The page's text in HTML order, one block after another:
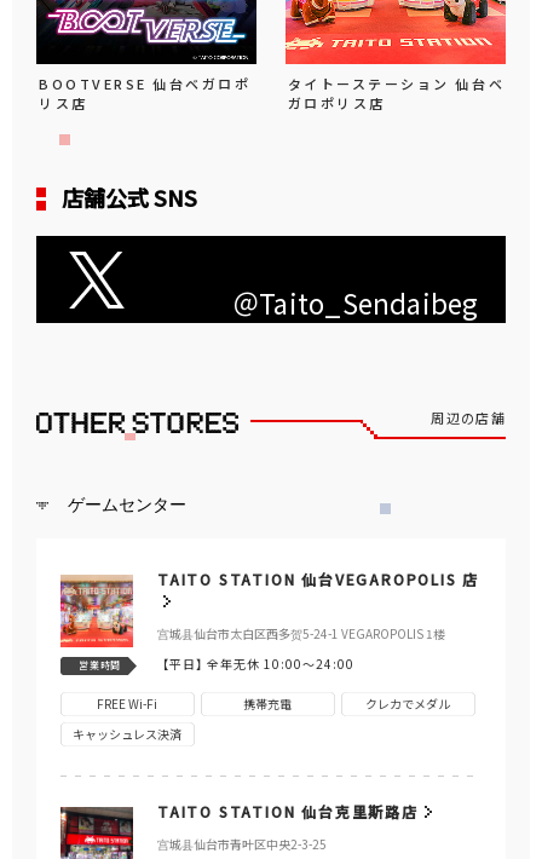
BOOTVERSE 仙台ベガロポ
リス店
タイトーステーション 仙台ベ
ガロポリス店
店舗公式 SNS
＠Taito_Sendaibeg
周辺の店舗
ゲームセンター
TAITO STATION 仙台VEGAROPOLIS 店
宫城县仙台市太白区西多贺5-24-1 VEGAROPOLIS 1楼
営業時間 【平日】全年无休 10:00～24:00
FREE Wi-Fi 携帯充電
クレカでメダル
キャッシュレス決済
TAITO STATION 仙台克里斯路店
宫城县仙台市青叶区中央2-3-25